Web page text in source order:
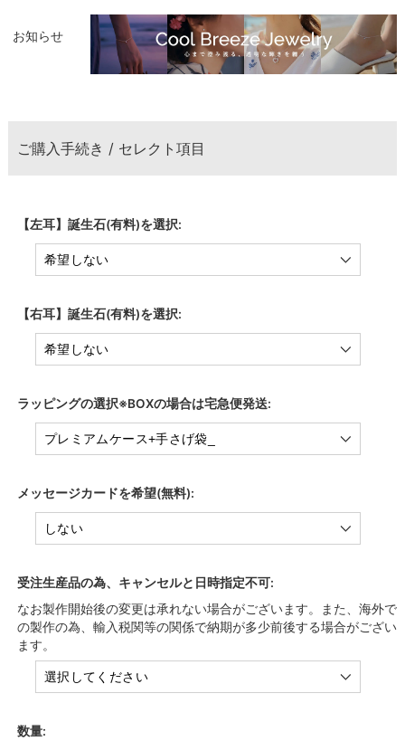
お知らせ
ご購入手続き / セレクト項目
【左耳】誕生石(有料)を選択:
【右耳】誕生石(有料)を選択:
ラッピングの選択※BOXの場合は宅急便発送:
メッセージカードを希望(無料):
受注生産品の為、キャンセルと日時指定不可:
なお製作開始後の変更は承れない場合がございます。また、海外で
の製作の為、輸入税関等の関係で納期が多少前後する場合がござい
ます。
数量: